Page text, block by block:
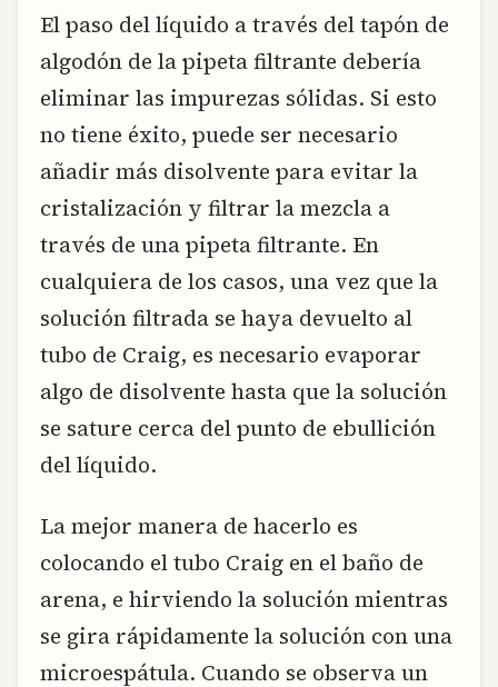
El paso del líquido a través del tapón de
algodón de la pipeta filtrante debería
eliminar las impurezas sólidas. Si esto
no tiene éxito, puede ser necesario
añadir más disolvente para evitar la
cristalización y filtrar la mezcla a
través de una pipeta filtrante. En
cualquiera de los casos, una vez que la
solución filtrada se haya devuelto al
tubo de Craig, es necesario evaporar
algo de disolvente hasta que la solución
se sature cerca del punto de ebullición
del líquido.
La mejor manera de hacerlo es
colocando el tubo Craig en el baño de
arena, e hirviendo la solución mientras
se gira rápidamente la solución con una
microespátula. Cuando se observa un